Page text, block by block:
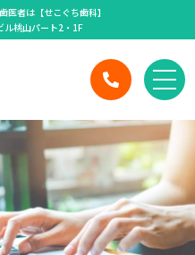
者は【せこぐち歯科】
ル桃山パート2・1F